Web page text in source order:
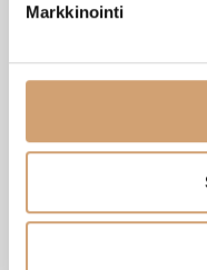
Markkinointi
pippurimylly 18cm